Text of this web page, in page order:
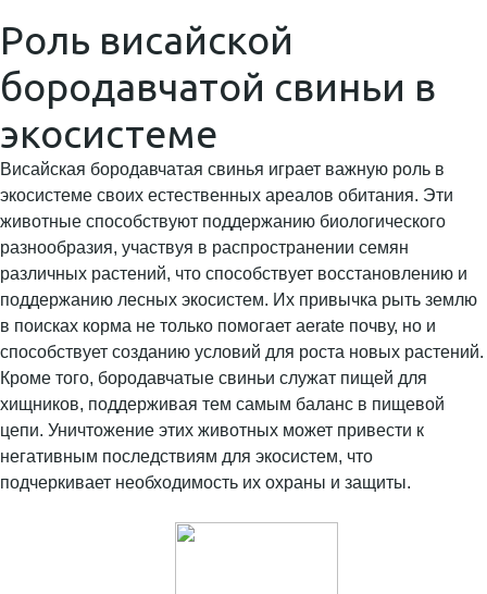
Роль висайской
бородавчатой свиньи в
экосистеме
Висайская бородавчатая свинья играет важную роль в
экосистеме своих естественных ареалов обитания. Эти
животные способствуют поддержанию биологического
разнообразия, участвуя в распространении семян
различных растений, что способствует восстановлению и
поддержанию лесных экосистем. Их привычка рыть землю
в поисках корма не только помогает aerate почву, но и
способствует созданию условий для роста новых растений.
Кроме того, бородавчатые свиньи служат пищей для
хищников, поддерживая тем самым баланс в пищевой
цепи. Уничтожение этих животных может привести к
негативным последствиям для экосистем, что
подчеркивает необходимость их охраны и защиты.